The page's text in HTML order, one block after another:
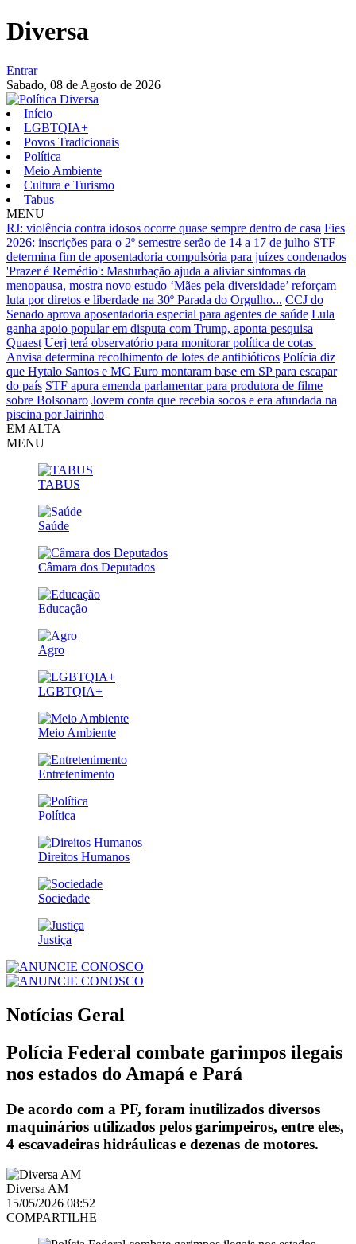
Diversa
Entrar
Sabado, 08 de Agosto de 2026
Início
LGBTQIA+
Povos Tradicionais
Política
Meio Ambiente
Cultura e Turismo
Tabus
MENU
RJ: violência contra idosos ocorre quase sempre dentro de casa Fies
2026: inscrições para o 2º semestre serão de 14 a 17 de julho STF
determina fim de aposentadoria compulsória para juízes condenados
'Prazer é Remédio': Masturbação ajuda a aliviar sintomas da
menopausa, mostra novo estudo ‘Mães pela diversidade’ reforçam
luta por diretos e liberdade na 30º Parada do Orgulho... CCJ do
Senado aprova aposentadoria especial para agentes de saúde Lula
ganha apoio popular em disputa com Trump, aponta pesquisa
Quaest Uerj terá observatório para monitorar política de cotas
Anvisa determina recolhimento de lotes de antibióticos Polícia diz
que Hytalo Santos e MC Euro montaram base em SP para escapar
do país STF apura emenda parlamentar para produtora de filme
sobre Bolsonaro Jovem conta que recebia socos e era afundada na
piscina por Jairinho
EM ALTA
MENU
TABUS
Saúde
Câmara dos Deputados
Educação
Agro
LGBTQIA+
Meio Ambiente
Entretenimento
Política
Direitos Humanos
Sociedade
Justiça
Notícias Geral
Polícia Federal combate garimpos ilegais
nos estados do Amapá e Pará
De acordo com a PF, foram inutilizados diversos
maquinários utilizados pelos garimpeiros, entre eles,
4 escavadeiras hidráulicas e dezenas de motores.
Diversa AM
15/05/2026 08:52
COMPARTILHE